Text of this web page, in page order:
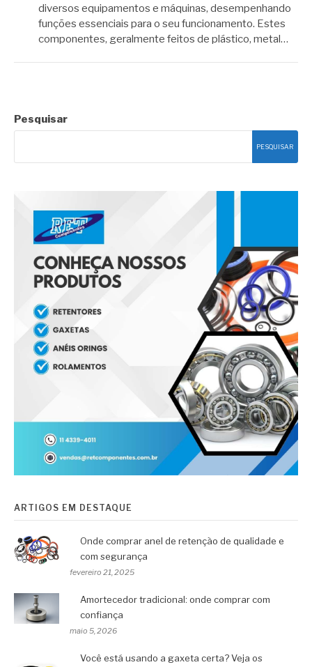
diversos equipamentos e máquinas, desempenhando
funções essenciais para o seu funcionamento. Estes
componentes, geralmente feitos de plástico, metal…
Pesquisar
PESQUISAR
ARTIGOS EM DESTAQUE
Onde comprar anel de retenção de qualidade e
com segurança
fevereiro 21, 2025
Amortecedor tradicional: onde comprar com
confiança
maio 5, 2026
Você está usando a gaxeta certa? Veja os